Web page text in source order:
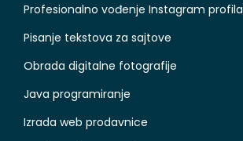
Profesionalno vođenje Instagram profila
Pisanje tekstova za sajtove
Obrada digitalne fotografije
Java programiranje
Izrada web prodavnice